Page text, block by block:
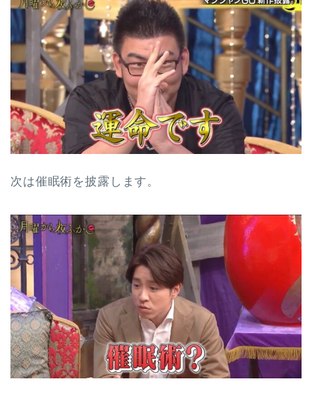
次は催眠術を披露します。